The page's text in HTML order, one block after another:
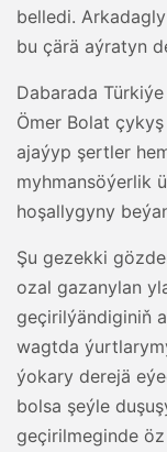
belledi.
bu çärä aýratyn
Dabarada
Ömer Bolat
ajaýyp şertler
myhmansöýerlik
hoşallygyny
Şu gezekki
ozal gazanylan
geçirilýändiginiň
wagtda
ýokary derejä
bolsa şeýle
geçirilmeginde